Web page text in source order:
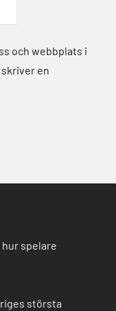
och webbplats i
en
spelare
största